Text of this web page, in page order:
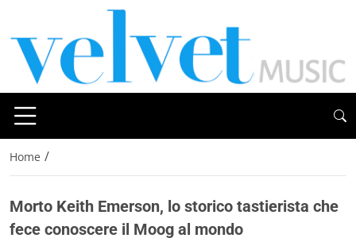
Home /
Morto Keith Emerson, lo storico tastierista che
fece conoscere il Moog al mondo